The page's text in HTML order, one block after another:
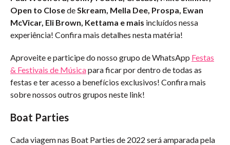
Open to ClosedeSkream, Mella Dee, Prospa, Ewan
McVicar, Eli Brown, Kettama e mais incluídos nessa
experiência! Confira mais detalhes nesta matéria!
Aproveite e participe do nosso grupo de WhatsApp Festas
& Festivais de Músicapara ficar por dentro de todas as
festas e ter acesso a benefícios exclusivos! Confira mais
sobre nossos outros grupos neste link!
Boat Parties
Cada viagem nas Boat Parties de 2022 será amparada pela